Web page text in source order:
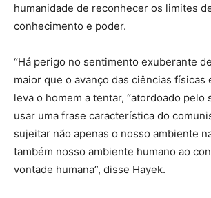
humanidade de reconhecer os limites
conhecimento e poder.
“Há perigo no sentimento exuberante
maior que o avanço das ciências físicas
leva o homem a tentar, “atordoado pelo
usar uma frase característica do
sujeitar não apenas o nosso ambiente
também nosso ambiente humano ao
vontade humana”, disse Hayek.